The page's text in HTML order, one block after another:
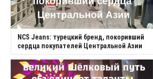
NCS Jeans: турецкий бренд, покоривший
сердца покупателей Центральной Азии